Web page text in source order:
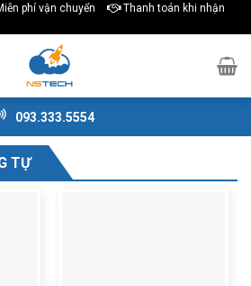
phí vận chuyển
Thanh toán khi nhận
093.333.5554
TỰ